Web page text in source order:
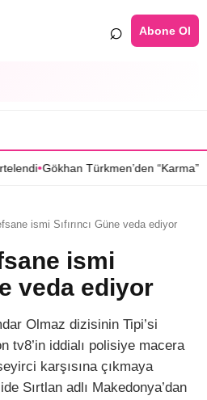
⌕ Abone Ol
“Karma” dizisi kadrosunda•
ismi Sıfırıncı Güne veda ediyor
ismi
veda ediyor
Olmaz dizisinin Tipi’si
tv8’in iddialı polisiye macera
karşısına çıkmaya
Sırtlan adlı Makedonya’dan